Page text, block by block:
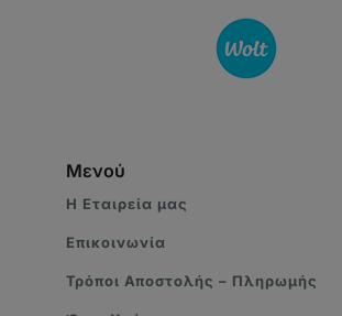
Μενού
Η Eταιρεία μας
Επικοινωνία
Τρόποι Αποστολής – Πληρωμής